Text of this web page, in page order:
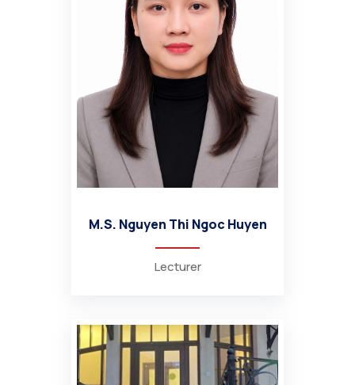
M.S. Nguyen Thi Ngoc Huyen
Lecturer